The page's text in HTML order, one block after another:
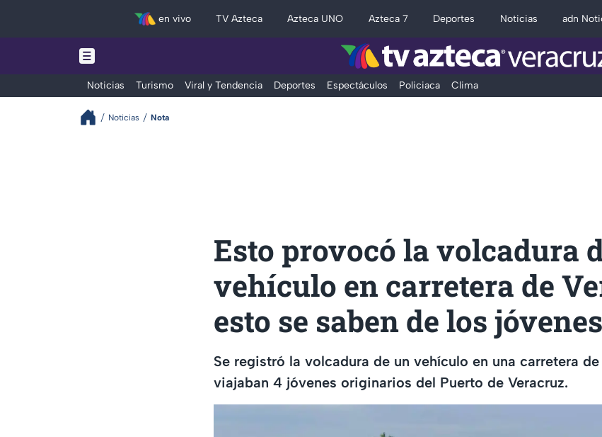
en vivo TV Azteca Azteca UNO Azteca 7 Deportes Noticias adn
Noticias Turismo Viral y Tendencia Deportes Espectáculos Policiaca Clima
Noticias Nota
Esto provocó la volcadura
vehículo en carretera de
esto se saben de los
Se registró la volcadura de un vehículo en una carretera
viajaban 4 jóvenes originarios del Puerto de Veracruz.